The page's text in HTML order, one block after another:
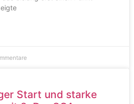
Start und starke